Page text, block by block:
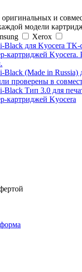
и
модели
Xerox
Black для Kyocera TK-
картриджей
(Made in
проверены в
Тип 3.0 для
картриджей Kyocera